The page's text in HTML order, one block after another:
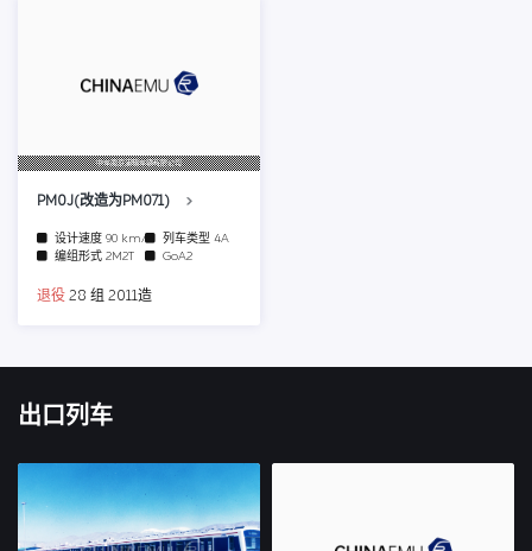
中车南京浦镇车辆有限公司
PM0J(改造为PM071)
设计速度 90 km/h 列车类型 4A
编组形式 2M2T GoA2
退役 28 组 2011造
出口列车